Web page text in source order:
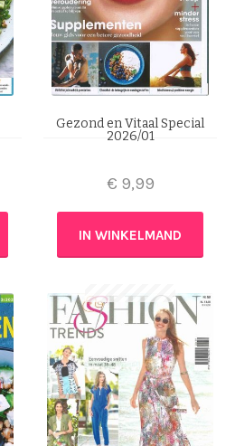
Gezond en Vitaal Special
2026/01
€ 9,99
IN WINKELMAND